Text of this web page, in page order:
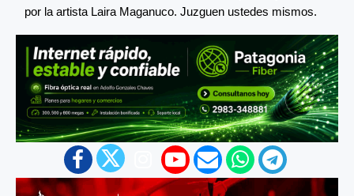
por la artista Laira Maganuco. Juzguen ustedes mismos.